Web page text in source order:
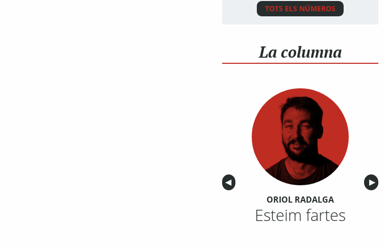
TOTS ELS NÚMEROS
La columna
Anterior
◀︎ ▶︎
ORIOL RADALGA
Esteim fartes